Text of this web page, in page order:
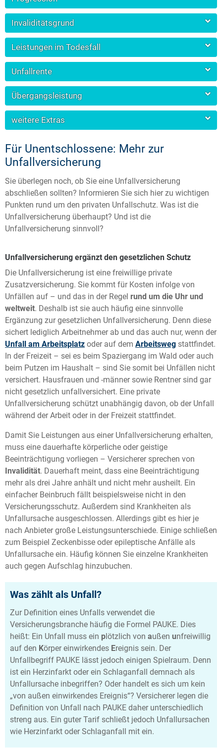
Invaliditätsgrund
Leistungen im Todesfall
Unfallrente
Übergangsleistung
weitere Extras
Für Unentschlossene: Mehr zur
Unfallversicherung
Sie überlegen noch, ob Sie eine Unfallversicherung
abschließen sollten? Informieren Sie sich hier zu wichtigen
Punkten rund um den privaten Unfallschutz. Was ist die
Unfallversicherung überhaupt? Und ist die
Unfallversicherung sinnvoll?
Unfallversicherung ergänzt den gesetzlichen Schutz
Die Unfallversicherung ist eine freiwillige private
Zusatzversicherung. Sie kommt für Kosten infolge von
Unfällen auf – und das in der Regel rund um die Uhr und
weltweit. Deshalb ist sie auch häufig eine sinnvolle
Ergänzung zur gesetzlichen Unfallversicherung. Denn diese
sichert lediglich Arbeitnehmer ab und das auch nur, wenn der
Unfall am Arbeitsplatz oder auf dem Arbeitsweg stattfindet.
In der Freizeit – sei es beim Spaziergang im Wald oder auch
beim Putzen im Haushalt – sind Sie somit bei Unfällen nicht
versichert. Hausfrauen und -männer sowie Rentner sind gar
nicht gesetzlich unfallversichert. Eine private
Unfallversicherung schützt unabhängig davon, ob der Unfall
während der Arbeit oder in der Freizeit stattfindet.
Damit Sie Leistungen aus einer Unfallversicherung erhalten,
muss eine dauerhafte körperliche oder geistige
Beeinträchtigung vorliegen – Versicherer sprechen von
Invalidität. Dauerhaft meint, dass eine Beeinträchtigung
mehr als drei Jahre anhält und nicht mehr ausheilt. Ein
einfacher Beinbruch fällt beispielsweise nicht in den
Versicherungsschutz. Außerdem sind Krankheiten als
Unfallursache ausgeschlossen. Allerdings gibt es hier je
nach Anbieter große Leistungsunterschiede. Einige schließen
zum Beispiel Zeckenbisse oder epileptische Anfälle als
Unfallursache ein. Häufig können Sie einzelne Krankheiten
auch gegen Aufschlag hinzubuchen.
Was zählt als Unfall?
Zur Definition eines Unfalls verwendet die
Versicherungsbranche häufig die Formel PAUKE. Dies
heißt: Ein Unfall muss ein plötzlich von außen unfreiwillig
auf den Körper einwirkendes Ereignis sein. Der
Unfallbegriff PAUKE lässt jedoch einigen Spielraum. Denn
ist ein Herzinfarkt oder ein Schlaganfall demnach als
Unfallursache inbegriffen? Oder handelt es sich um kein
„von außen einwirkendes Ereignis“? Versicherer legen die
Definition von Unfall nach PAUKE daher unterschiedlich
streng aus. Ein guter Tarif schließt jedoch Unfallursachen
wie Herzinfarkt oder Schlaganfall mit ein.